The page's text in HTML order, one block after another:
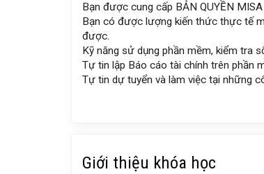
Bạn được cung cấp BẢN QUYỀN
Bạn có được lượng kiến thức thực tế
được.
Kỹ năng sử dụng phần mềm, kiểm tra
Tự tin lập Báo cáo tài chính trên phần
Tự tin dự tuyển và làm việc tại những
Giới thiệu khóa học